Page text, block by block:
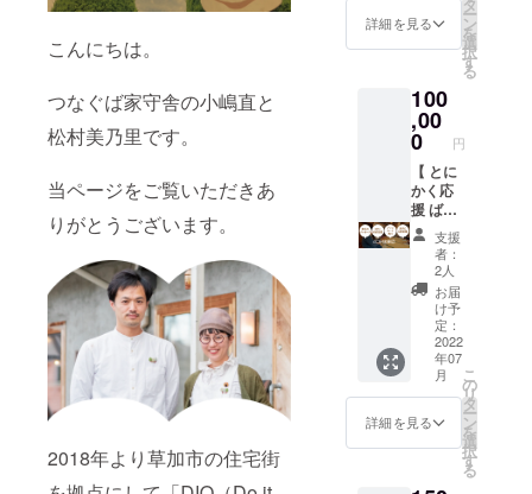
こんにちは。
つなぐば家守舎の小嶋直と
松村美乃里です。
当ページをご覧いただきあ
りがとうございます。
2018年より草加市の住宅街
（屋号
含
む））
ます ※
HP内へ
のお名
前の掲
載は
2023年
6月末ま
でにな
ります
※【必須
事項】
時、お
名前の
掲載を
希望さ
れるお
名前を
「備考
欄」に
必ずご
記入く
ださい
お名前
の掲載
は文字
のみ
（個人
名（本
み）も
しくは
（屋号
、素
材：木
お名前
の掲載
は2023
年6月末
までに
なりま
す ※ お
名前の
掲載は
文字の
み（個
人名
（本人
のみ）
もしく
は会社
号含
む））
しくは
会社名
む））
となり
ます ※
HP内へ
のお名
前の掲
載は
2023年
6月末ま
でにな
ります
チャプ1
個 ・つ
ヒー
チャプ
チャプ1
個 ・オ
リジナ
ル焼き
菓子1個
・オリ
ジナル
手ぬぐ
い1個
・シェ
アアト
リエつ
なぐば
コー
ヒーチ
ケット1
セージ
イトの
メッ
セージ
にてお
送りさ
せてい
ただき
ます。)
・さい
かちど
ブンコ
HP内に
お名前
を記載
・さい
かちど
ブンコ
図書
舎の小
嶋直と
松村美
さいか
ちどブ
ンコ&
シェア
アトリ
エつな
ぐばの
魅力を
余すこ
となく
お伝え
する1日
で裏の
裏まで
ご案内
いたし
ます！
▼リ
ターン
内容 ・
詳細を見る ー
ン
を
選
択
す
る
100
,00
0 円
【 とに
かく応
援 ば】
本プロ
ジェク
トをと
にかく
応援し
たい方
向けの
リター
ンで
す！
OPEN
したら
写真を
支援
者：
2人
お届
け予
定：
2022
年07
月
詳細を見る
こ
の
リ
タ
ー
ン
を
選
択
す
る